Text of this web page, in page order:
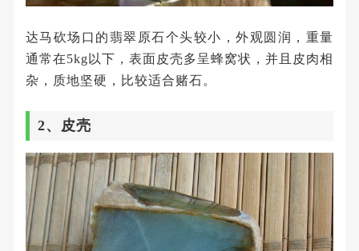
达马砍场口的翡翠原石个头较小，外观圆润，重量
通常在5kg以下，表面皮壳多呈蜂窝状，并且皮肉相
杂，质地坚硬，比较适合赌石。
2、皮壳